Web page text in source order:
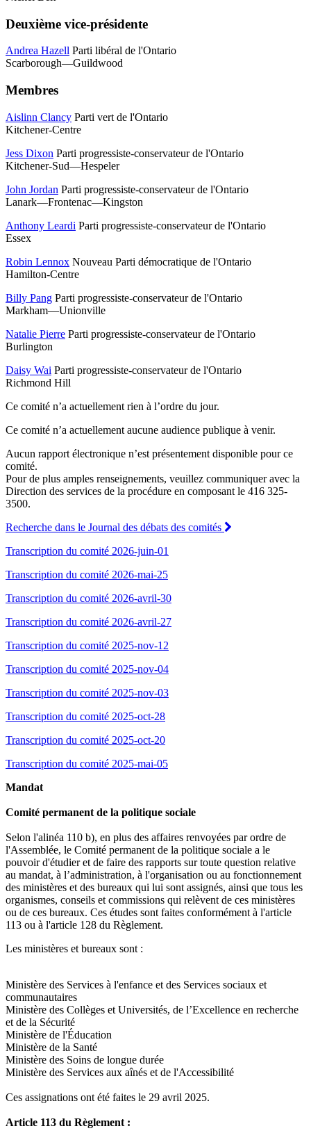
Deuxième vice-présidente
Andrea Hazell Parti libéral de l'Ontario
Scarborough—Guildwood
Membres
Aislinn Clancy Parti vert de l'Ontario
Kitchener-Centre
Jess Dixon Parti progressiste-conservateur de l'Ontario
Kitchener-Sud—Hespeler
John Jordan Parti progressiste-conservateur de l'Ontario
Lanark—Frontenac—Kingston
Anthony Leardi Parti progressiste-conservateur de l'Ontario
Essex
Robin Lennox Nouveau Parti démocratique de l'Ontario
Hamilton-Centre
Billy Pang Parti progressiste-conservateur de l'Ontario
Markham—Unionville
Natalie Pierre Parti progressiste-conservateur de l'Ontario
Burlington
Daisy Wai Parti progressiste-conservateur de l'Ontario
Richmond Hill
Ce comité n’a actuellement rien à l’ordre du jour.
Ce comité n’a actuellement aucune audience publique à venir.
Aucun rapport électronique n’est présentement disponible pour ce
comité.
Pour de plus amples renseignements, veuillez communiquer avec la
Direction des services de la procédure en composant le 416 325-
3500.
Recherche dans le Journal des débats des comités
Transcription du comité 2026-juin-01
Transcription du comité 2026-mai-25
Transcription du comité 2026-avril-30
Transcription du comité 2026-avril-27
Transcription du comité 2025-nov-12
Transcription du comité 2025-nov-04
Transcription du comité 2025-nov-03
Transcription du comité 2025-oct-28
Transcription du comité 2025-oct-20
Transcription du comité 2025-mai-05
Mandat
Comité permanent de la politique sociale
Selon l'alinéa 110 b), en plus des affaires renvoyées par ordre de
l'Assemblée, le Comité permanent de la politique sociale a le
pouvoir d'étudier et de faire des rapports sur toute question relative
au mandat, à l’administration, à l'organisation ou au fonctionnement
des ministères et des bureaux qui lui sont assignés, ainsi que tous les
organismes, conseils et commissions qui relèvent de ces ministères
ou de ces bureaux. Ces études sont faites conformément à l'article
113 ou à l'article 128 du Règlement.
Les ministères et bureaux sont :
Ministère des Services à l'enfance et des Services sociaux et
communautaires
Ministère des Collèges et Universités, de l’Excellence en recherche
et de la Sécurité
Ministère de l'Éducation
Ministère de la Santé
Ministère des Soins de longue durée
Ministère des Services aux aînés et de l'Accessibilité
Ces assignations ont été faites le 29 avril 2025.
Article 113 du Règlement :